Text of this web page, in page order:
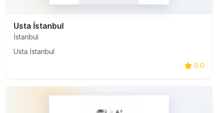
Usta İstanbul
İstanbul
Usta İstanbul
0.0